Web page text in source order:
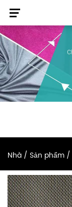
Nhà / Sản phẩm /